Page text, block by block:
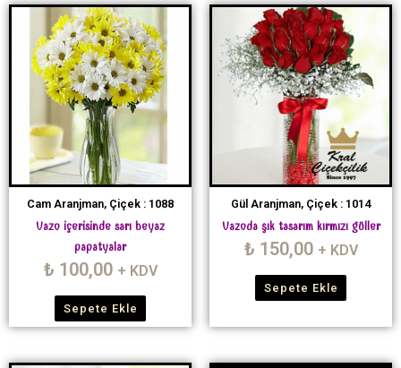
Cam Aranjman, Çiçek : 1088
Vazo içerisinde sarı beyaz
papatyalar
₺ 100,00 + KDV
Sepete Ekle
Gül Aranjman, Çiçek : 1014
Vazoda şık tasarım kırmızı güller
₺ 150,00 + KDV
Sepete Ekle